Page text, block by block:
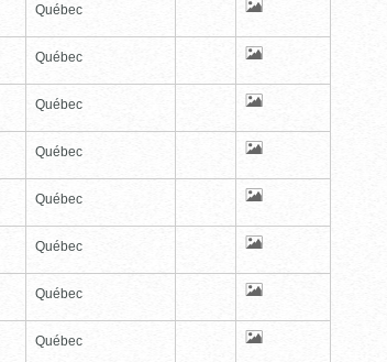
Québec
Québec
Québec
Québec
Québec
Québec
Québec
Québec